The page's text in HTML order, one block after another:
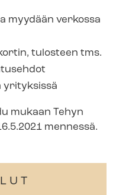
myydään verkossa
tulosteen tms.
yrityksissä
mukaan Tehyn
mennessä.